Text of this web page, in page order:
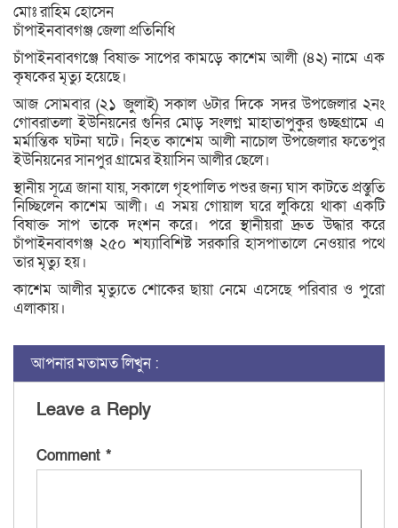
মোঃ রাহিম হোসেন
চাঁপাইনবাবগঞ্জ জেলা প্রতিনিধি
চাঁপাইনবাবগঞ্জে বিষাক্ত সাপের কামড়ে কাশেম আলী (৪২) নামে এক
কৃষকের মৃত্যু হয়েছে।
আজ সোমবার (২১ জুলাই) সকাল ৬টার দিকে সদর উপজেলার ২নং
গোবরাতলা ইউনিয়নের গুনির মোড় সংলগ্ন মাহাতাপুকুর গুচ্ছগ্রামে এ
মর্মান্তিক ঘটনা ঘটে। নিহত কাশেম আলী নাচোল উপজেলার ফতেপুর
ইউনিয়নের সানপুর গ্রামের ইয়াসিন আলীর ছেলে।
স্থানীয় সূত্রে জানা যায়, সকালে গৃহপালিত পশুর জন্য ঘাস কাটতে প্রস্তুতি
নিচ্ছিলেন কাশেম আলী। এ সময় গোয়াল ঘরে লুকিয়ে থাকা একটি
বিষাক্ত সাপ তাকে দংশন করে। পরে স্থানীয়রা দ্রুত উদ্ধার করে
চাঁপাইনবাবগঞ্জ ২৫০ শয্যাবিশিষ্ট সরকারি হাসপাতালে নেওয়ার পথে
তার মৃত্যু হয়।
কাশেম আলীর মৃত্যুতে শোকের ছায়া নেমে এসেছে পরিবার ও পুরো
এলাকায়।
আপনার মতামত লিখুন :
Leave a Reply
Comment *